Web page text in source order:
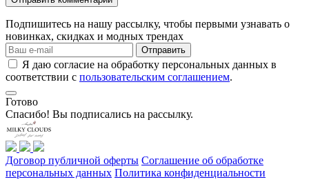
Подпишитесь на нашу рассылку, чтобы первыми узнавать о
новинках, скидках и модных трендах
Отправить
Я даю согласие на обработку персональных данных в
соответствии с пользовательским соглашением.
Готово
Спасибо! Вы подписались на рассылку.
Договор публичной оферты Соглашение об обработке
персональных данных Политика конфиденциальности